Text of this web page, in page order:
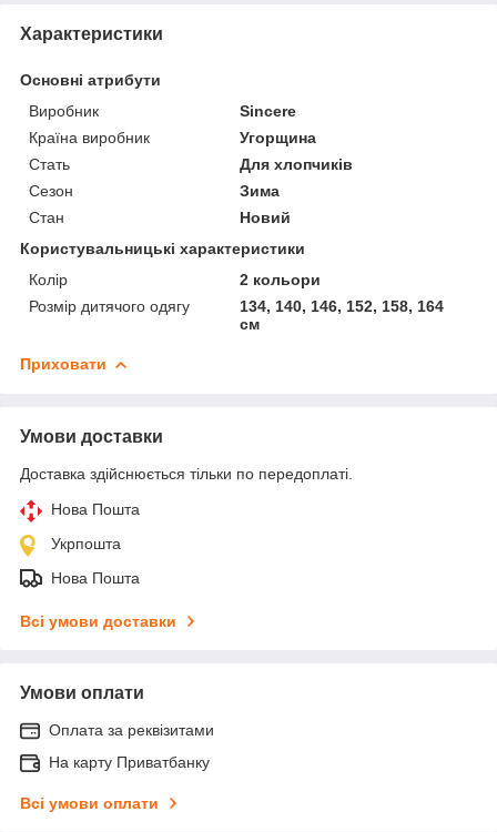
Характеристики
Основні атрибути
Виробник
Sincere
Країна виробник
Угорщина
Стать
Для хлопчиків
Сезон
Зима
Стан
Новий
Користувальницькі характеристики
Колір
2 кольори
Розмір дитячого одягу
134, 140, 146, 152, 158, 164
см
Приховати
Умови доставки
Доставка здійснюється тільки по передоплаті.
Нова Пошта
Укрпошта
Нова Пошта
Всі умови доставки
Умови оплати
Оплата за реквізитами
На карту Приватбанку
Всі умови оплати